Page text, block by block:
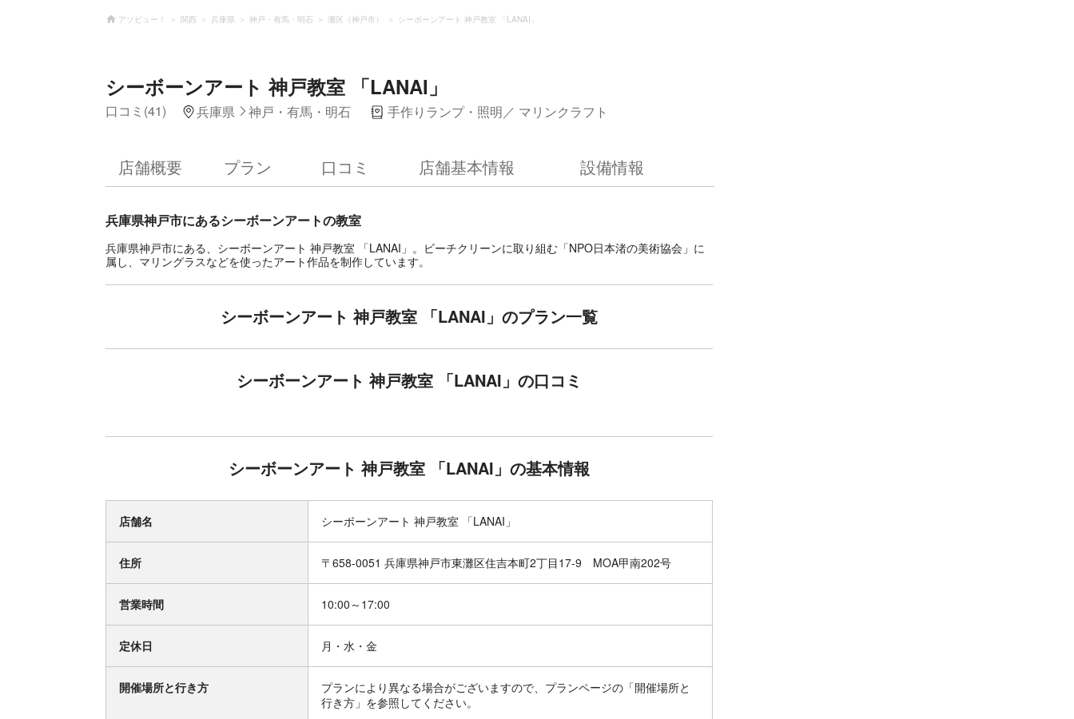
アソビュー！ 関西 兵庫県 神戸・有馬・明石 灘区（神戸市） シーボーンアート 神戸教室 「LANAI」
シーボーンアート 神戸教室 「LANAI」
口コミ(41) 兵庫県 神戸・有馬・明石 手作りランプ・照明 マリンクラフト
店舗概要 プラン 口コミ 店舗基本情報 設備情報
兵庫県神戸市にあるシーボーンアートの教室
兵庫県神戸市にある、シーボーンアート 神戸教室 「LANAI」。ビーチクリーンに取り組む「NPO日本渚の美術協会」に
属し、マリングラスなどを使ったアート作品を制作しています。
シーボーンアート 神戸教室 「LANAI」のプラン一覧
シーボーンアート 神戸教室 「LANAI」の口コミ
シーボーンアート 神戸教室 「LANAI」の基本情報
店舗名 シーボーンアート 神戸教室 「LANAI」
住所 〒658-0051 兵庫県神戸市東灘区住吉本町2丁目17-9 MOA甲南202号
営業時間 10:00～17:00
定休日 月・水・金
開催場所と行き方
プランにより異なる場合がございますので、プランページの「開催場所と
行き方」を参照してください。